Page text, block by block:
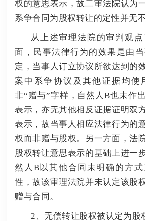
权的意思表示，故二审法院认为
系争合同为股权转让的定性并无不
从上述审理法院的审判观
面，民事法律行为的效果是由
定，当事人订立协议所欲达到的
案中系争协议及其他证据均使
非“赠与”字样，自然人B也未作
表示，亦无其他相反证据证明双
表示，故当事人相应法律行为的
权而非赠与股权。 另一方面，法
股权转让意思表示的基础上进一
然人B以其他合同未明确的方
性，故该审理法院并未认定该股
赠与合同。
2、无偿转让股权被认定为股